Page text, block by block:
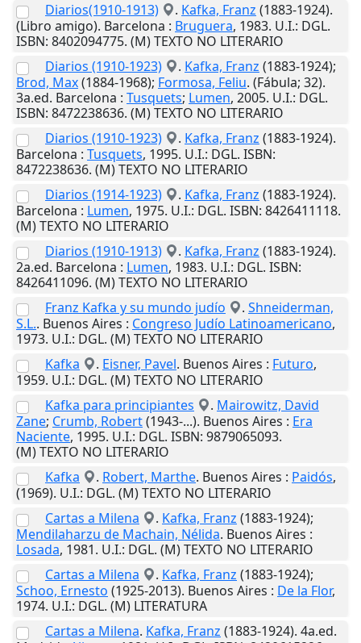
Diarios(1910-1913)
. Kafka, Franz (1883-1924).
(Libro amigo). Barcelona : Bruguera, 1983. U.I.: DGL.
ISBN: 8402094775. (M) TEXTO NO LITERARIO
Diarios (1910-1923)
. Kafka, Franz (1883-1924);
Brod, Max(1884-1968); Formosa, Feliu. (Fábula; 32).
3a.ed. Barcelona : Tusquets; Lumen, 2005. U.I.: DGL.
ISBN: 8472238636. (M) TEXTO NO LITERARIO
Diarios (1910-1923)
. Kafka, Franz (1883-1924).
Barcelona : Tusquets, 1995. U.I.: DGL. ISBN:
8472238636. (M) TEXTO NO LITERARIO
Diarios (1914-1923)
. Kafka, Franz (1883-1924).
Barcelona : Lumen, 1975. U.I.: DGL. ISBN: 8426411118.
(M) TEXTO NO LITERARIO
Diarios (1910-1913)
. Kafka, Franz (1883-1924).
2a.ed. Barcelona : Lumen, 1983. U.I.: DGL. ISBN:
8426411096. (M) TEXTO NO LITERARIO
Franz Kafka y su mundo judío
. Shneiderman,
S.L.. Buenos Aires : Congreso Judío Latinoamericano,
1973. U.I.: DGL. (M) TEXTO NO LITERARIO
Kafka
. Eisner, Pavel. Buenos Aires : Futuro,
1959. U.I.: DGL. (M) TEXTO NO LITERARIO
Kafka para principiantes
. Mairowitz, David
Zane; Crumb, Robert(1943-...). Buenos Aires : Era
Naciente, 1995. U.I.: DGL. ISBN: 9879065093.
(M) TEXTO NO LITERARIO
Kafka
. Robert, Marthe. Buenos Aires : Paidós,
(1969). U.I.: DGL. (M) TEXTO NO LITERARIO
Cartas a Milena
. Kafka, Franz (1883-1924);
Mendilaharzu de Machain, Nélida. Buenos Aires :
Losada, 1981. U.I.: DGL. (M) TEXTO NO LITERARIO
Cartas a Milena
. Kafka, Franz (1883-1924);
Schoo, Ernesto (1925-2013). Buenos Aires : De la Flor,
1974. U.I.: DGL. (M) LITERATURA
Cartas a Milena. Kafka, Franz (1883-1924). 4a.ed.